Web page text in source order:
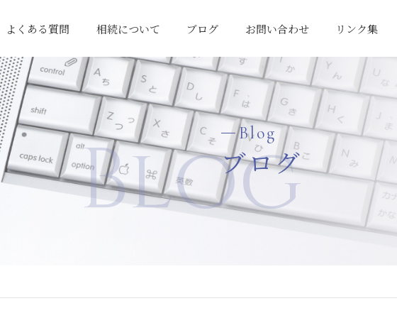
よくある質問
相続について
ブログ お問い合わせ リンク集
Blog
ブログ
Blog